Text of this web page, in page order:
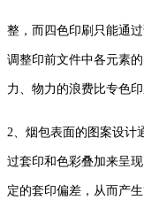
整，而四色印刷只能通
调整印前文件中各元素
力、物力的浪费比专色印
2、烟包表面的图案设计
过套印和色彩叠加来呈
定的套印偏差，从而产生